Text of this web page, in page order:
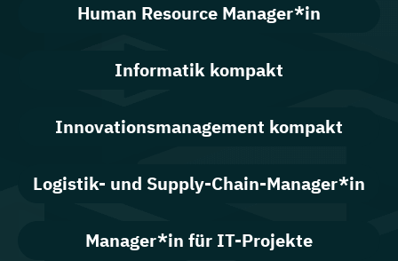
Human Resource Manager*in
Informatik kompakt
Innovationsmanagement kompakt
Logistik- und Supply-Chain-Manager*in
Manager*in für IT-Projekte